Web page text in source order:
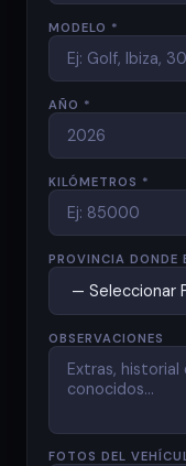
MODELO *
AÑO *
KILÓMETROS *
PROVINCIA DONDE
OBSERVACIONES
FOTOS DEL